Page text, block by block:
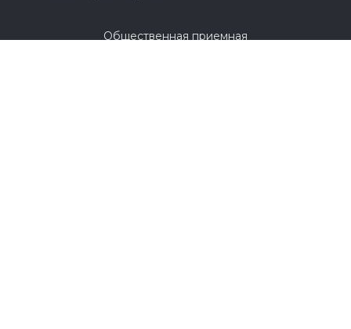
Общественная приемная